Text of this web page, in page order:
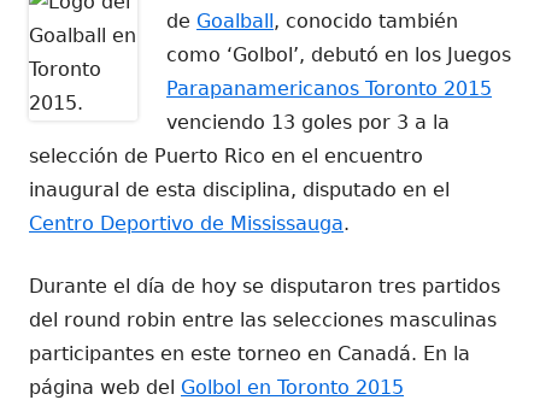
de Goalball, conocido también
como ‘Golbol’, debutó en los Juegos
Parapanamericanos Toronto 2015
venciendo 13 goles por 3 a la
selección de Puerto Rico en el encuentro
inaugural de esta disciplina, disputado en el
Centro Deportivo de Mississauga.
Durante el día de hoy se disputaron tres partidos
del round robin entre las selecciones masculinas
participantes en este torneo en Canadá. En la
página web del Golbol en Toronto 2015